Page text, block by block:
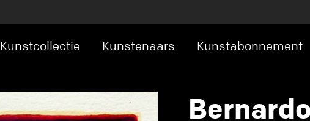
Kunstcollectie Kunstenaars Kunstabonnement